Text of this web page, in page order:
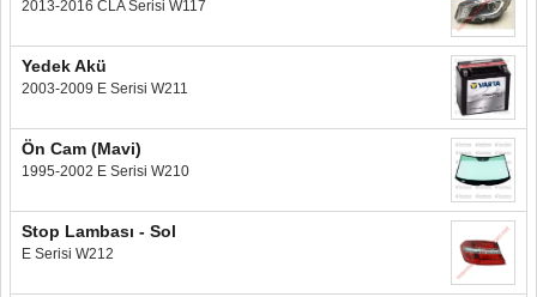
2013-2016 CLA Serisi W117
Yedek Akü
2003-2009 E Serisi W211
Ön Cam (Mavi)
1995-2002 E Serisi W210
Stop Lambası - Sol
E Serisi W212